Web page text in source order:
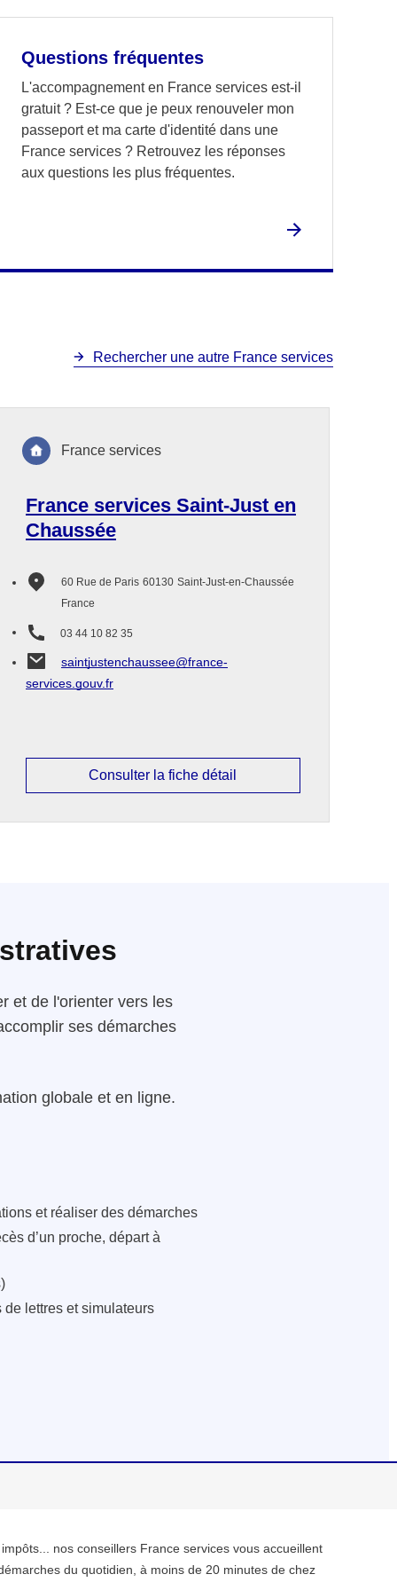
Questions fréquentes
L'accompagnement en France services est-il
gratuit ? Est-ce que je peux renouveler mon
passeport et ma carte d'identité dans une
France services ? Retrouvez les réponses
aux questions les plus fréquentes.
Rechercher une autre France services
France services Saint-Just en
Chaussée
60 Rue de Paris 60130 Saint-Just-en-Chaussée
France
03 44 10 82 35
saintjustenchaussee@france-
services.gouv.fr
France services
Consulter la fiche détail
et de l'orienter vers les
ses démarches
globale et en ligne.
et réaliser des démarches
d’un proche, départ à
lettres et simulateurs
nos conseillers France services vous accueillent
du quotidien, à moins de 20 minutes de chez